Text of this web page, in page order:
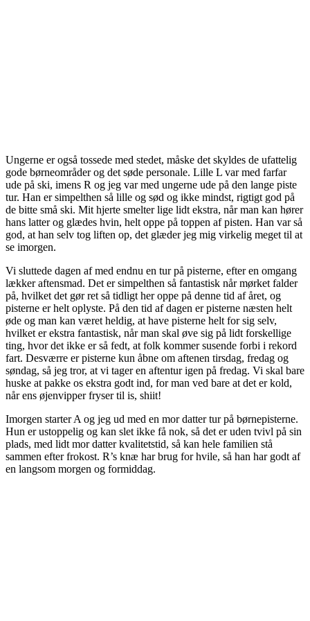
Ungerne er også tossede med stedet, måske det skyldes de ufattelig
gode børneområder og det søde personale. Lille L var med farfar
ude på ski, imens R og jeg var med ungerne ude på den lange piste
tur. Han er simpelthen så lille og sød og ikke mindst, rigtigt god på
de bitte små ski. Mit hjerte smelter lige lidt ekstra, når man kan hører
hans latter og glædes hvin, helt oppe på toppen af pisten. Han var så
god, at han selv tog liften op, det glæder jeg mig virkelig meget til at
se imorgen.
Vi sluttede dagen af med endnu en tur på pisterne, efter en omgang
lækker aftensmad. Det er simpelthen så fantastisk når mørket falder
på, hvilket det gør ret så tidligt her oppe på denne tid af året, og
pisterne er helt oplyste. På den tid af dagen er pisterne næsten helt
øde og man kan været heldig, at have pisterne helt for sig selv,
hvilket er ekstra fantastisk, når man skal øve sig på lidt forskellige
ting, hvor det ikke er så fedt, at folk kommer susende forbi i rekord
fart. Desværre er pisterne kun åbne om aftenen tirsdag, fredag og
søndag, så jeg tror, at vi tager en aftentur igen på fredag. Vi skal bare
huske at pakke os ekstra godt ind, for man ved bare at det er kold,
når ens øjenvipper fryser til is, shiit!
Imorgen starter A og jeg ud med en mor datter tur på børnepisterne.
Hun er ustoppelig og kan slet ikke få nok, så det er uden tvivl på sin
plads, med lidt mor datter kvalitetstid, så kan hele familien stå
sammen efter frokost. R’s knæ har brug for hvile, så han har godt af
en langsom morgen og formiddag.